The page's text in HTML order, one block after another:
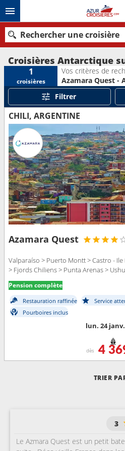
Rechercher une croisière
Nos destinations
Mois de départ
Ports
Croisières Antarctique
1
croisières
Vos critères de
Azamara Quest -
Filtrer
CHILI, ARGENTINE
Azamara Quest
Valparaíso > Puerto Montt > Castro -
> Fjords Chiliens > Punta Arenas >
Pension complète
Restauration raffinée Service
Pourboires inclus
lun. 24 janv.
dès 4
TRIER
3
Le Azmara Quest est un petit